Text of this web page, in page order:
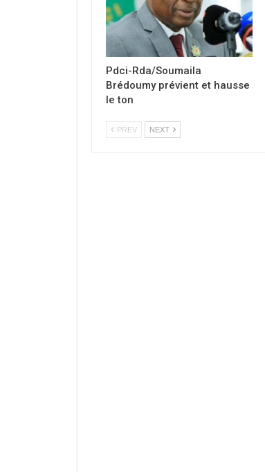
Pdci-Rda/Soumaila
Brédoumy prévient et hausse
le ton
PREV NEXT